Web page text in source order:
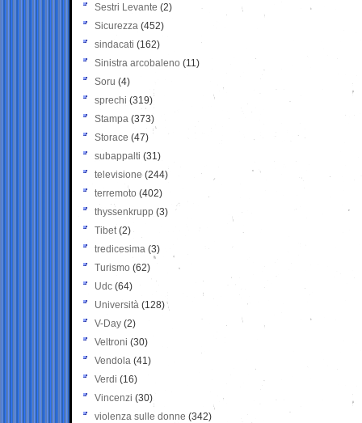
Sestri Levante (2)
Sicurezza (452)
sindacati (162)
Sinistra arcobaleno (11)
Soru (4)
sprechi (319)
Stampa (373)
Storace (47)
subappalti (31)
televisione(244)
terremoto (402)
thyssenkrupp (3)
Tibet(2)
tredicesima (3)
Turismo (62)
Udc (64)
Università (128)
V-Day (2)
Veltroni (30)
Vendola (41)
Verdi (16)
Vincenzi (30)
violenza sulle donne (342)